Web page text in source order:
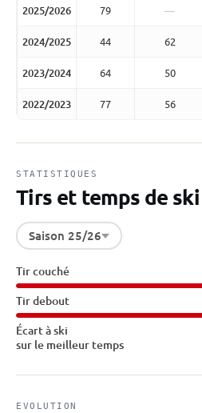
2025/2026 79 —
2024/2025 44 62
2023/2024 64 50
2022/2023 77 56
STATISTIQUES
Tirs et temps de ski
Saison 25/26
Tir couché
Tir debout
Écart à ski
sur le meilleur temps
EVOLUTION